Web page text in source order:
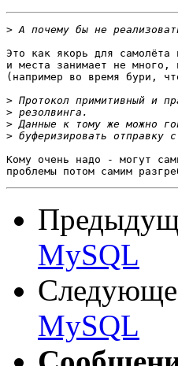
>
Это как якорь для
и места занимает не много,
(например во время бури,
>
>
>
>
Кому очень надо - могут
MySQL
MySQL